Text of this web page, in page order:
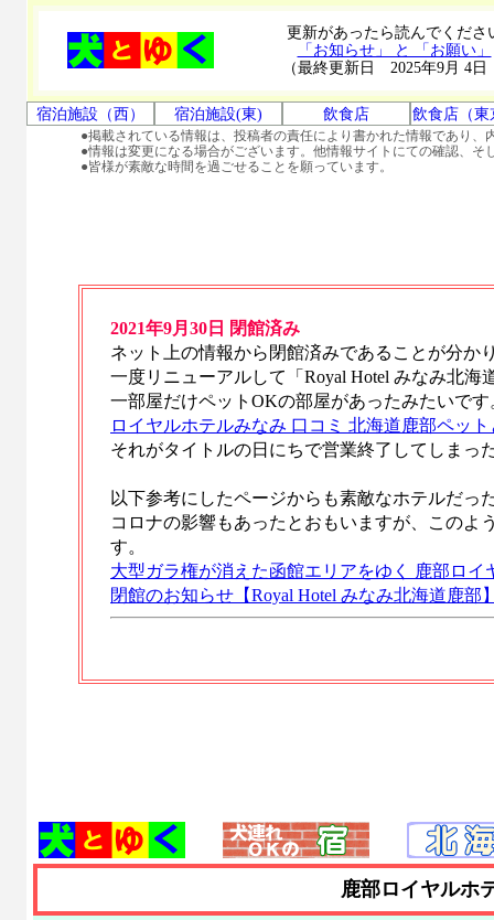
更新があったら読んでくださ
「お知らせ」 と 「お願い」
（最終更新日 2025年9月 4日
宿泊施設（西） 宿泊施設(東) 飲食店 飲食店（東
●掲載されている情報は、投稿者の責任により書かれた情報であり
●情報は変更になる場合がございます。他情報サイトにての確認、
●皆様が素敵な時間を過ごせることを願っています。
2021年9月30日 閉館済み
ネット上の情報から閉館済みであることが分か
一度リニューアルして「Royal Hotel みなみ北海
一部屋だけペットOKの部屋があったみたいです
ロイヤルホテルみなみ 口コミ 北海道鹿部ペッ
それがタイトルの日にちで営業終了してしまっ
以下参考にしたページからも素敵なホテルだっ
コロナの影響もあったとおもいますが、このよ
す。
大型ガラ権が消えた函館エリアをゆく 鹿部ロイ
閉館のお知らせ【Royal Hotel みなみ北海道鹿部
鹿部ロイヤルホ